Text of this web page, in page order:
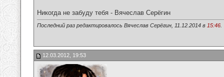
Никогда не забуду тебя - Вячеслав Серёгин
Последний раз редактировалось Вячеслав Серёгин, 11.12.2014 в 15:46
12.03.2012, 19:53